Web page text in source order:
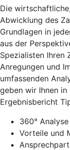
Die
Abwicklung des
Grundlagen in
aus der
Spezialisten Ihren
Anregungen und
umfassenden
geben wir Ihnen in
Ergebnisbericht
360° Analyse
Vorteile und